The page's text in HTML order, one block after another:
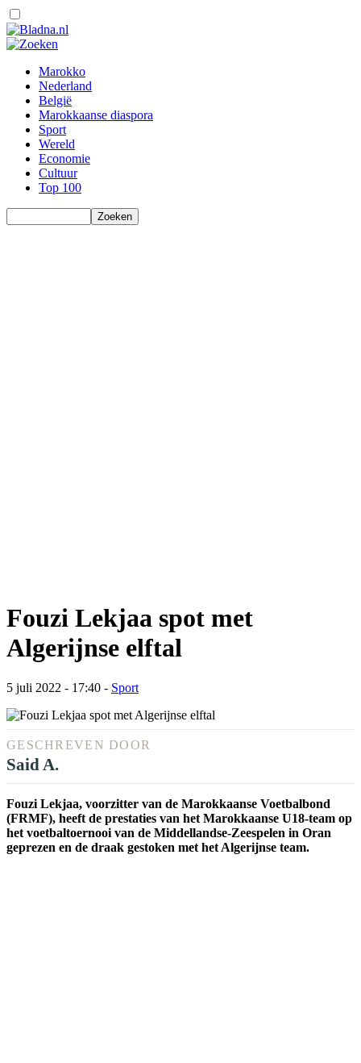
Marokko
Nederland
België
Marokkaanse diaspora
Sport
Wereld
Economie
Cultuur
Top 100
Fouzi Lekjaa spot met
Algerijnse elftal
5 juli 2022 - 17:40 - Sport
GESCHREVEN DOOR
Said A.
Fouzi Lekjaa, voorzitter van de Marokkaanse Voetbalbond
(FRMF), heeft de prestaties van het Marokkaanse U18-team op
het voetbaltoernooi van de Middellandse-Zeespelen in Oran
geprezen en de draak gestoken met het Algerijnse team.